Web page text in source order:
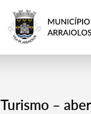
Turismo –